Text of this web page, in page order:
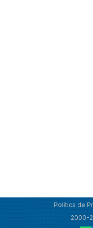
Política de
2000-